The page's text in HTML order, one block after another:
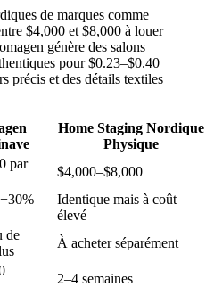
de marques comme
$4,000 et $8,000 à louer
génère des salons
pour $0.23–$0.40
précis et des détails textiles
Home Staging Nordique
Physique
par
$4,000–$8,000
Identique mais à coût
élevé
de
À acheter séparément
2–4 semaines